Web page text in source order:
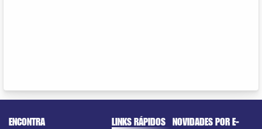
ENCONTRA
LINKS RÁPIDOS NOVIDADES POR E-